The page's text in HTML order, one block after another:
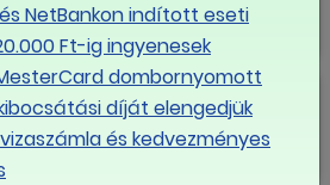
a Fővárosi
a
NetBankon indított eseti
Ft-ig ingyenesek
dombornyomott
díját elengedjük
és kedvezményes